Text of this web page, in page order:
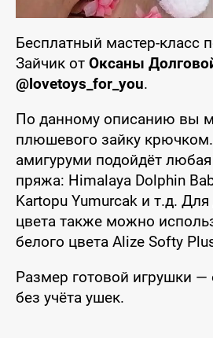
Бесплатный мастер-класс
Зайчик от Оксаны
@lovetoys_for_you.
По данному описанию вы
плюшевого зайку
амигуруми подойдёт
пряжа: Himalaya Dolphin
Kartopu Yumurcak и т.д.
цвета также можно
белого цвета Alize Softy
Размер готовой игрушки —
без учёта ушек.